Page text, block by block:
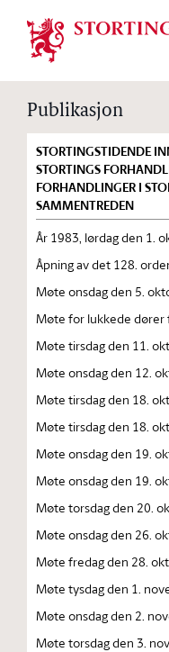
Publikasjon
STORTINGSTIDENDE
STORTINGS
FORHANDLINGER I
SAMMENTREDEN
År 1983, lørdag den 1.
Åpning av det 128.
Møte onsdag den 5.
Møte for lukkede dører
Møte tirsdag den 11.
Møte onsdag den 12.
Møte tirsdag den 18.
Møte tirsdag den 18.
Møte onsdag den 19.
Møte onsdag den 19.
Møte torsdag den 20.
Møte onsdag den 26.
Møte fredag den 28.
Møte tysdag den 1.
Møte onsdag den 2.
Møte torsdag den 3.